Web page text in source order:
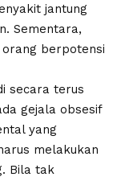
jantung
Sementara,
berpotensi
secara terus
gejala obsesif
yang
melakukan
Bila tak